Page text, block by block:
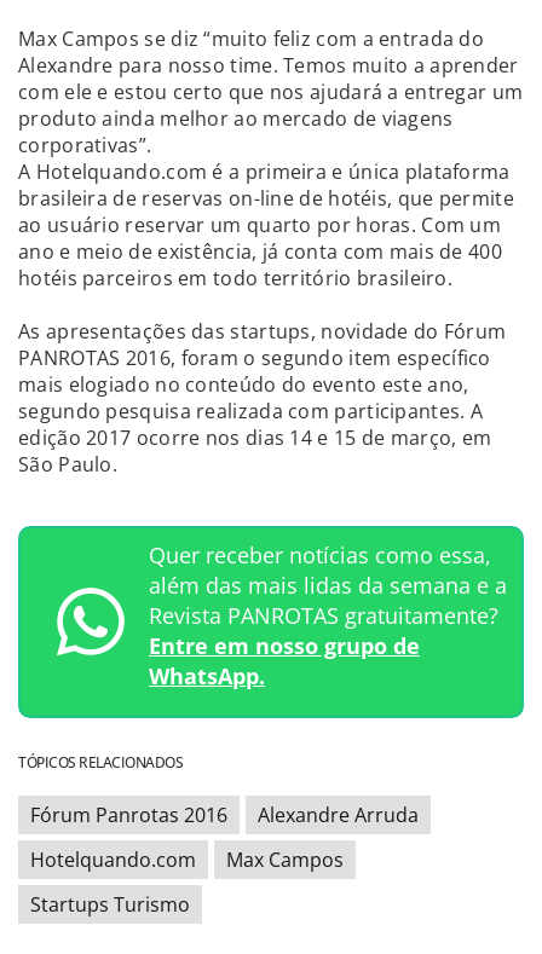
Max Campos se diz “muito feliz com a entrada do
Alexandre para nosso time. Temos muito a aprender
com ele e estou certo que nos ajudará a entregar um
produto ainda melhor ao mercado de viagens
corporativas”.
A Hotelquando.com é a primeira e única plataforma
brasileira de reservas on-line de hotéis, que permite
ao usuário reservar um quarto por horas. Com um
ano e meio de existência, já conta com mais de 400
hotéis parceiros em todo território brasileiro.
As apresentações das startups, novidade do Fórum
PANROTAS 2016, foram o segundo item específico
mais elogiado no conteúdo do evento este ano,
segundo pesquisa realizada com participantes. A
edição 2017 ocorre nos dias 14 e 15 de março, em
São Paulo.
Quer receber notícias como essa,
além das mais lidas da semana e a
Revista PANROTAS gratuitamente?
Entre em nosso grupo de
WhatsApp.
TÓPICOS RELACIONADOS
Fórum Panrotas 2016
Alexandre Arruda
Hotelquando.com
Max Campos
Startups Turismo